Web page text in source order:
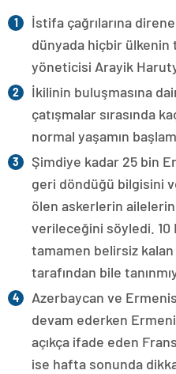
İstifa çağrılarına
dünyada hiçbir ülkenin
yöneticisi Arayik
İkilinin buluşmasına
çatışmalar sırasında
normal yaşamın
Şimdiye kadar 25 bin
geri döndüğü bilgisini
ölen askerlerin
verileceğini söyledi. 10
tamamen belirsiz
tarafından bile
Azerbaycan ve
devam ederken
açıkça ifade eden
ise hafta sonunda